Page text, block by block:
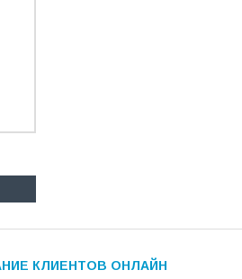
КЛИЕНТОВ ОНЛАЙН